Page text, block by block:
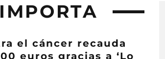
el cáncer recauda
euros gracias a ‘Lo